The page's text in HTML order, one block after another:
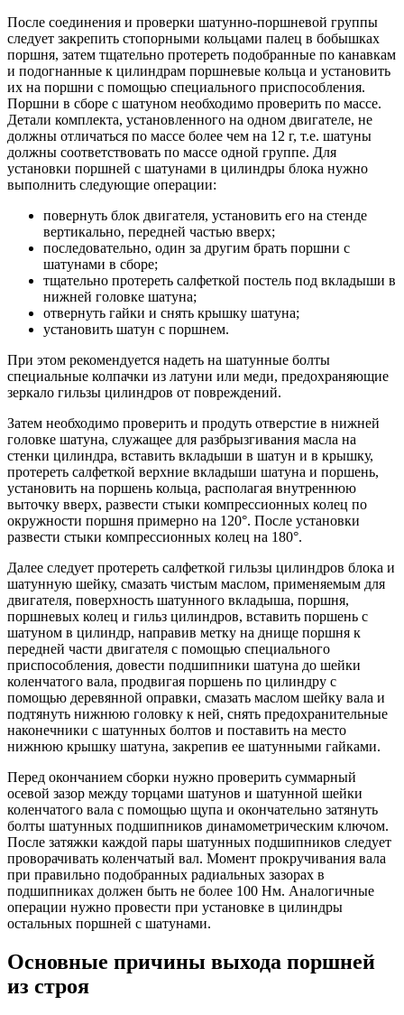
После соединения и проверки шатунно-поршневой группы
следует закрепить стопорными кольцами палец в бобышках
поршня, затем тщательно протереть подобранные по канавкам
и подогнанные к цилиндрам поршневые кольца и установить
их на поршни с помощью специального приспособления.
Поршни в сборе с шатуном необходимо проверить по массе.
Детали комплекта, установленного на одном двигателе, не
должны отличаться по массе более чем на 12 г, т.е. шатуны
должны соответствовать по массе одной группе. Для
установки поршней с шатунами в цилиндры блока нужно
выполнить следующие операции:
повернуть блок двигателя, установить его на стенде
вертикально, передней частью вверх;
последовательно, один за другим брать поршни с
шатунами в сборе;
тщательно протереть салфеткой постель под вкладыши в
нижней головке шатуна;
отвернуть гайки и снять крышку шатуна;
установить шатун с поршнем.
При этом рекомендуется надеть на шатунные болты
специальные колпачки из латуни или меди, предохраняющие
зеркало гильзы цилиндров от повреждений.
Затем необходимо проверить и продуть отверстие в нижней
головке шатуна, служащее для разбрызгивания масла на
стенки цилиндра, вставить вкладыши в шатун и в крышку,
протереть салфеткой верхние вкладыши шатуна и поршень,
установить на поршень кольца, располагая внутреннюю
выточку вверх, развести стыки компрессионных колец по
окружности поршня примерно на 120°. После установки
развести стыки компрессионных колец на 180°.
Далее следует протереть салфеткой гильзы цилиндров блока и
шатунную шейку, смазать чистым маслом, применяемым для
двигателя, поверхность шатунного вкладыша, поршня,
поршневых колец и гильз цилиндров, вставить поршень с
шатуном в цилиндр, направив метку на днище поршня к
передней части двигателя с помощью специального
приспособления, довести подшипники шатуна до шейки
коленчатого вала, продвигая поршень по цилиндру с
помощью деревянной оправки, смазать маслом шейку вала и
подтянуть нижнюю головку к ней, снять предохранительные
наконечники с шатунных болтов и поставить на место
нижнюю крышку шатуна, закрепив ее шатунными гайками.
Перед окончанием сборки нужно проверить суммарный
осевой зазор между торцами шатунов и шатунной шейки
коленчатого вала с помощью щупа и окончательно затянуть
болты шатунных подшипников динамометрическим ключом.
После затяжки каждой пары шатунных подшипников следует
проворачивать коленчатый вал. Момент прокручивания вала
при правильно подобранных радиальных зазорах в
подшипниках должен быть не более 100 Нм. Аналогичные
операции нужно провести при установке в цилиндры
остальных поршней с шатунами.
Основные причины выхода поршней
из строя